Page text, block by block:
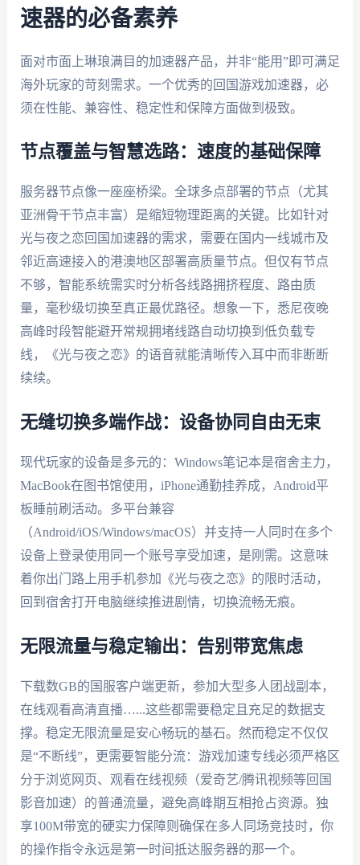
速器的必备素养
面对市面上琳琅满目的加速器产品，并非“能用”即可满足
海外玩家的苛刻需求。一个优秀的回国游戏加速器，必
须在性能、兼容性、稳定性和保障方面做到极致。
节点覆盖与智慧选路：速度的基础保障
服务器节点像一座座桥梁。全球多点部署的节点（尤其
亚洲骨干节点丰富）是缩短物理距离的关键。比如针对
光与夜之恋回国加速器的需求，需要在国内一线城市及
邻近高速接入的港澳地区部署高质量节点。但仅有节点
不够，智能系统需实时分析各线路拥挤程度、路由质
量，毫秒级切换至真正最优路径。想象一下，悉尼夜晚
高峰时段智能避开常规拥堵线路自动切换到低负载专
线，《光与夜之恋》的语音就能清晰传入耳中而非断断
续续。
无缝切换多端作战：设备协同自由无束
现代玩家的设备是多元的：Windows笔记本是宿舍主力，
MacBook在图书馆使用，iPhone通勤挂养成，Android平
板睡前刷活动。多平台兼容
（Android/iOS/Windows/macOS）并支持一人同时在多个
设备上登录使用同一个账号享受加速，是刚需。这意味
着你出门路上用手机参加《光与夜之恋》的限时活动，
回到宿舍打开电脑继续推进剧情，切换流畅无痕。
无限流量与稳定输出：告别带宽焦虑
下载数GB的国服客户端更新，参加大型多人团战副本，
在线观看高清直播…...这些都需要稳定且充足的数据支
撑。稳定无限流量是安心畅玩的基石。然而稳定不仅仅
是“不断线”，更需要智能分流：游戏加速专线必须严格区
分于浏览网页、观看在线视频（爱奇艺/腾讯视频等回国
影音加速）的普通流量，避免高峰期互相抢占资源。独
享100M带宽的硬实力保障则确保在多人同场竞技时，你
的操作指令永远是第一时间抵达服务器的那一个。